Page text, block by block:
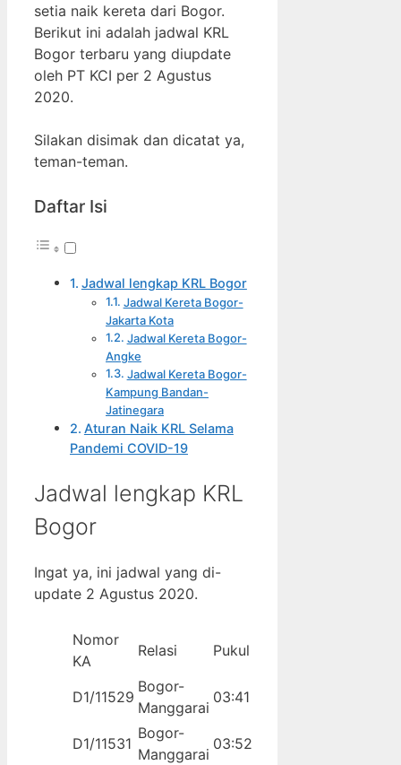
setia naik kereta dari Bogor.
Berikut ini adalah jadwal KRL
Bogor terbaru yang diupdate
oleh PT KCI per 2 Agustus
2020.
Silakan disimak dan dicatat ya,
teman-teman.
Daftar Isi
Jadwal lengkap KRL Bogor
Jadwal Kereta Bogor-
Jakarta Kota
Jadwal Kereta Bogor-
Angke
Jadwal Kereta Bogor-
Kampung Bandan-
Jatinegara
Aturan Naik KRL Selama
Pandemi COVID-19
Jadwal lengkap KRL
Bogor
Ingat ya, ini jadwal yang di-
update 2 Agustus 2020.
Nomor
KA
Relasi Pukul
D1/11529
Bogor-
Manggarai
03:41
D1/11531
Bogor-
Manggarai
03:52